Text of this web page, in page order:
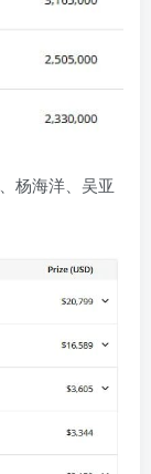
杨海洋、吴亚